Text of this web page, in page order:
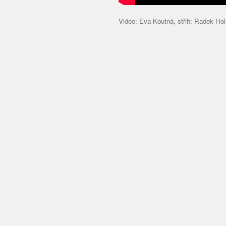
Video: Eva Koutná, střih: Radek